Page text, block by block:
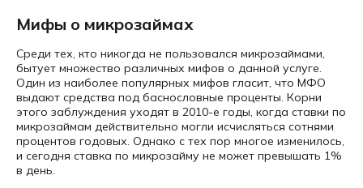
Мифы о микрозаймах
Среди тех, кто никогда не пользовался микрозаймами,
бытует множество различных мифов о данной услуге.
Один из наиболее популярных мифов гласит, что МФО
выдают средства под баснословные проценты. Корни
этого заблуждения уходят в 2010-е годы, когда ставки по
микрозаймам действительно могли исчисляться сотнями
процентов годовых. Однако с тех пор многое изменилось,
и сегодня ставка по микрозайму не может превышать 1%
в день.